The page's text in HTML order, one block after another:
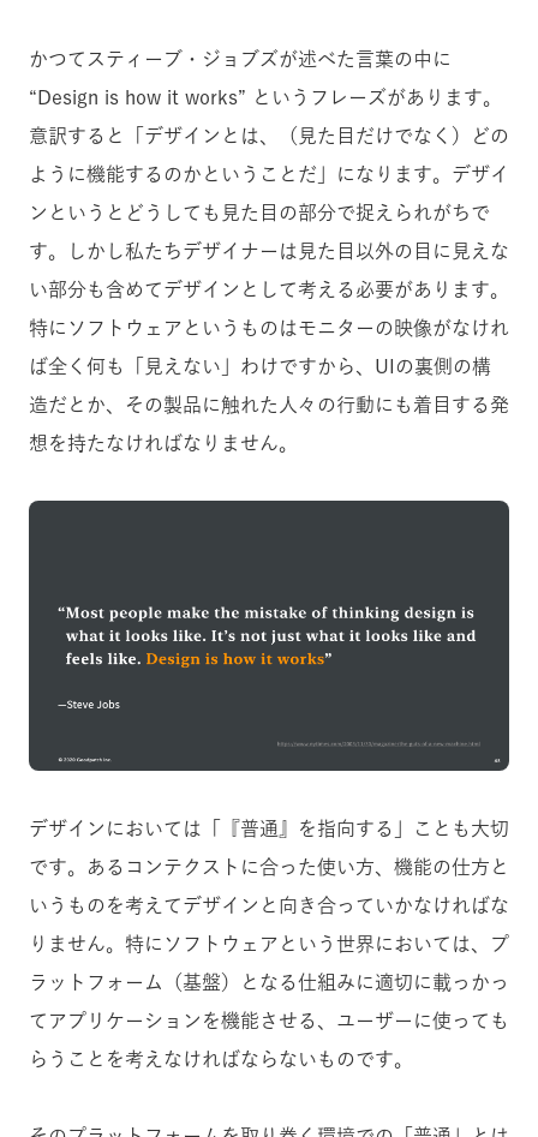
かつてスティーブ・ジョブズが述べた言葉の中に
“Design is how it works” というフレーズがあります。
意訳すると「デザインとは、（見た目だけでなく）どの
ように機能するのかということだ」になります。デザイ
ンというとどうしても見た目の部分で捉えられがちで
す。しかし私たちデザイナーは見た目以外の目に見えな
い部分も含めてデザインとして考える必要があります。
特にソフトウェアというものはモニターの映像がなけれ
ば全く何も「見えない」わけですから、UIの裏側の構
造だとか、その製品に触れた人々の行動にも着目する発
想を持たなければなりません。
デザインにおいては「『普通』を指向する」ことも大切
です。あるコンテクストに合った使い方、機能の仕方と
いうものを考えてデザインと向き合っていかなければな
りません。特にソフトウェアという世界においては、プ
ラットフォーム（基盤）となる仕組みに適切に載っかっ
てアプリケーションを機能させる、ユーザーに使っても
らうことを考えなければならないものです。